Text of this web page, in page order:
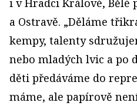
a Ostravě. „Děláme
kempy, talenty
nebo mladých lvic a po
děti předáváme do
máme, ale papírově